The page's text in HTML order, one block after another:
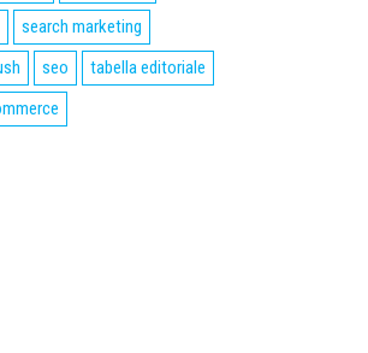
search marketing
seo
tabella editoriale